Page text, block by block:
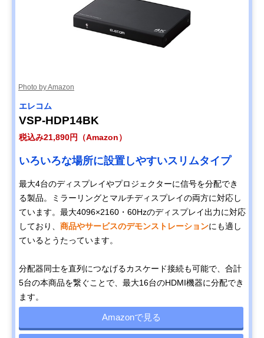
Photo by Amazon
エレコム
VSP-HDP14BK
税込み21,890円（Amazon）
いろいろな場所に設置しやすいスリムタイプ
最大4台のディスプレイやプロジェクターに信号を分配でき
る製品。ミラーリングとマルチディスプレイの両方に対応し
ています。最大4096×2160・60Hzのディスプレイ出力に対応
しており、 商品やサービスのデモンストレーションにも適し
ているとうたっています。
分配器同士を直列につなげるカスケード接続も可能で、合計
5台の本商品を繋ぐことで、最大16台のHDMI機器に分配でき
ます。
Amazonで見る